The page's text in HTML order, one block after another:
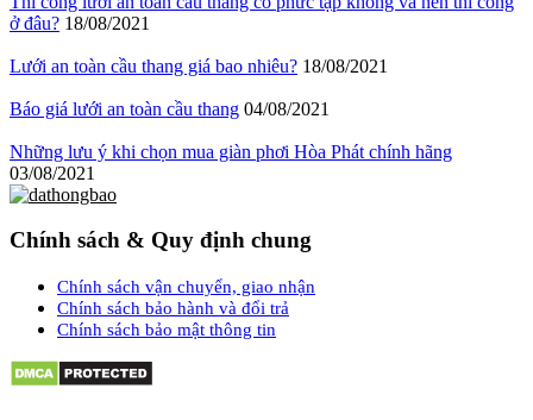
ở đâu? 18/08/2021
Lưới an toàn cầu thang giá bao nhiêu? 18/08/2021
Báo giá lưới an toàn cầu thang 04/08/2021
Những lưu ý khi chọn mua giàn phơi Hòa Phát chính hãng
03/08/2021
Chính sách & Quy định chung
Chính sách vận chuyển, giao nhận
Chính sách bảo hành và đổi trả
Chính sách bảo mật thông tin